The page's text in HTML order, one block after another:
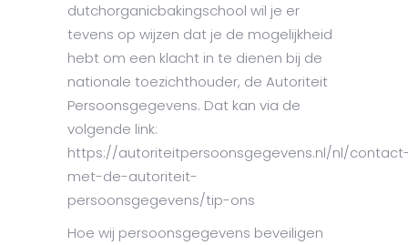
dutchorganicbakingschool wil je er
tevens op wijzen dat je de mogelijkheid
hebt om een klacht in te dienen bij de
nationale toezichthouder, de Autoriteit
Persoonsgegevens. Dat kan via de
volgende link:
https://autoriteitpersoonsgegevens.nl/nl/
met-de-autoriteit-
persoonsgegevens/tip-ons
Hoe wij persoonsgegevens beveiligen